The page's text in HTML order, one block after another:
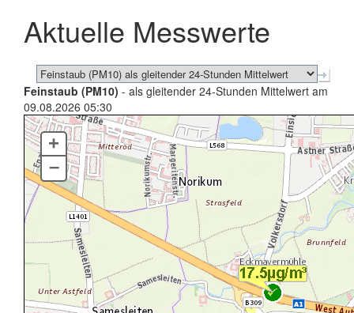
schließen
Aktuelle Messwerte
Feinstaub (PM10) - als gleitender 24-Stunden Mittelwert am
09.08.2026 05:30
+
–